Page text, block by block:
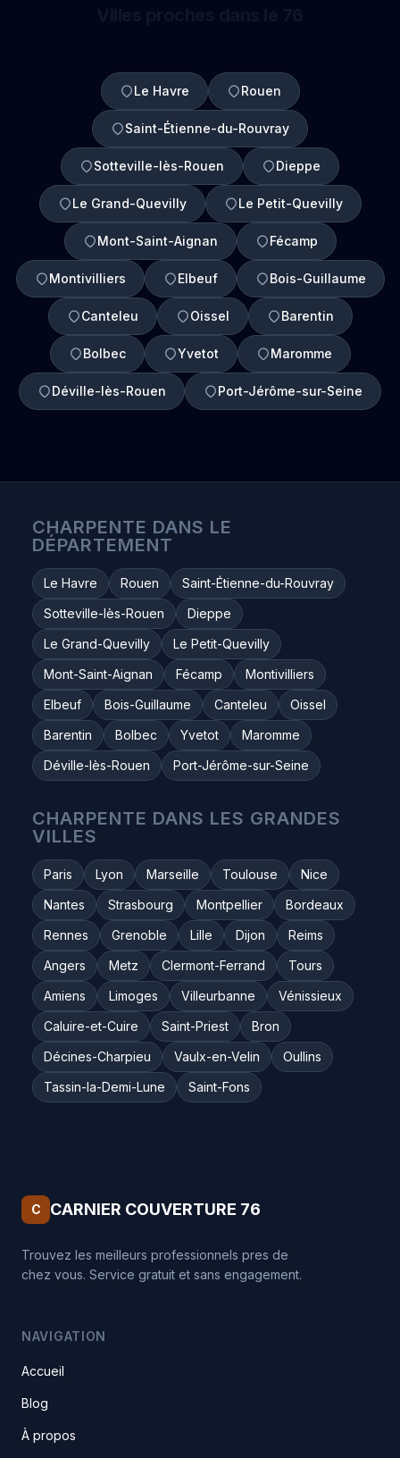
Le Havre Rouen
Saint-Étienne-du-Rouvray
Sotteville-lès-Rouen Dieppe
Le Grand-Quevilly Le Petit-Quevilly
Mont-Saint-Aignan Fécamp
Montivilliers Elbeuf Bois-Guillaume
Canteleu Oissel Barentin
Bolbec Yvetot Maromme
Déville-lès-Rouen Port-Jérôme-sur-Seine
CHARPENTE DANS LE
DÉPARTEMENT
Le Havre Rouen
Saint-Étienne-du-Rouvray
Sotteville-lès-Rouen
Dieppe
Le Grand-Quevilly
Le Petit-Quevilly
Mont-Saint-Aignan
Fécamp
Montivilliers
Elbeuf
Bois-Guillaume Canteleu
Oissel
Barentin
Bolbec Yvetot
Maromme
Déville-lès-Rouen
Port-Jérôme-sur-Seine
CHARPENTE DANS LES GRANDES
VILLES
Paris Lyon Marseille Toulouse
Nice
Nantes
Strasbourg Montpellier
Bordeaux
Rennes
Grenoble Lille Dijon
Reims
Angers
Metz Clermont-Ferrand
Tours
Amiens
Limoges Villeurbanne
Vénissieux
Caluire-et-Cuire
Saint-Priest
Bron
Décines-Charpieu
Vaulx-en-Velin
Oullins
Tassin-la-Demi-Lune
Saint-Fons
C CARNIER COUVERTURE 76
Trouvez les meilleurs professionnels pres de
chez vous. Service gratuit et sans engagement.
NAVIGATION
Accueil
Blog
À propos